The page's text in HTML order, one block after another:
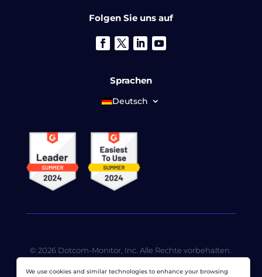
Folgen Sie uns auf
Sprachen
Deutsch
© 2026 Dotcom-Monitor, Inc. Alle Rechte vorbehalten.
Tochtergesellschaft vonDotcom-Monitor, Inc.
We use cookies and similar technologies to enhance your browsing